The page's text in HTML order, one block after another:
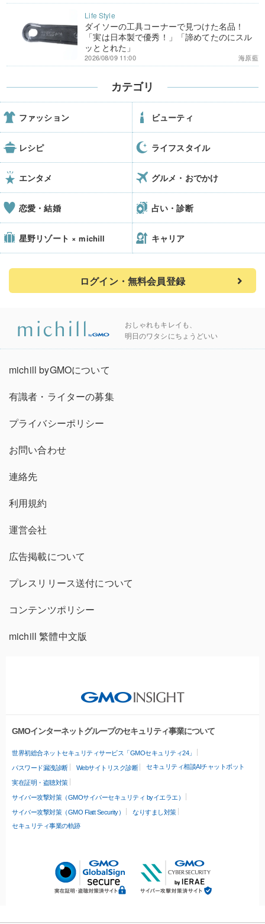
ダイソーの工具コーナーで見つけた名品！
「実は日本製で優秀！」「諦めてたのにスル
ッととれた」
海原藍
2026/08/09 11:00
カテゴリ
ファッション ビューティ
レシピ ライフスタイル
エンタメ グルメ・おでかけ
恋愛・結婚 占い・診断
星野リゾート × michill キャリア
ログイン・無料会員登録
おしゃれもキレイも、
明日のワタシにちょうどいい
michill byGMOについて
有識者・ライターの募集
プライバシーポリシー
お問い合わせ
連絡先
利用規約
運営会社
広告掲載について
プレスリリース送付について
コンテンツポリシー
michill 繁體中文版
GMOインターネットグループのセキュリティ事業について
世界初総合ネットセキュリティサービス「GMOセキュリティ24」
パスワード漏洩診断 Webサイトリスク診断 セキュリティ相談AIチャットボット
実在証明・盗聴対策
サイバー攻撃対策（GMOサイバーセキュリティ byイエラエ）
サイバー攻撃対策（GMO Flatt Security）
なりすまし対策
セキュリティ事業の軌跡